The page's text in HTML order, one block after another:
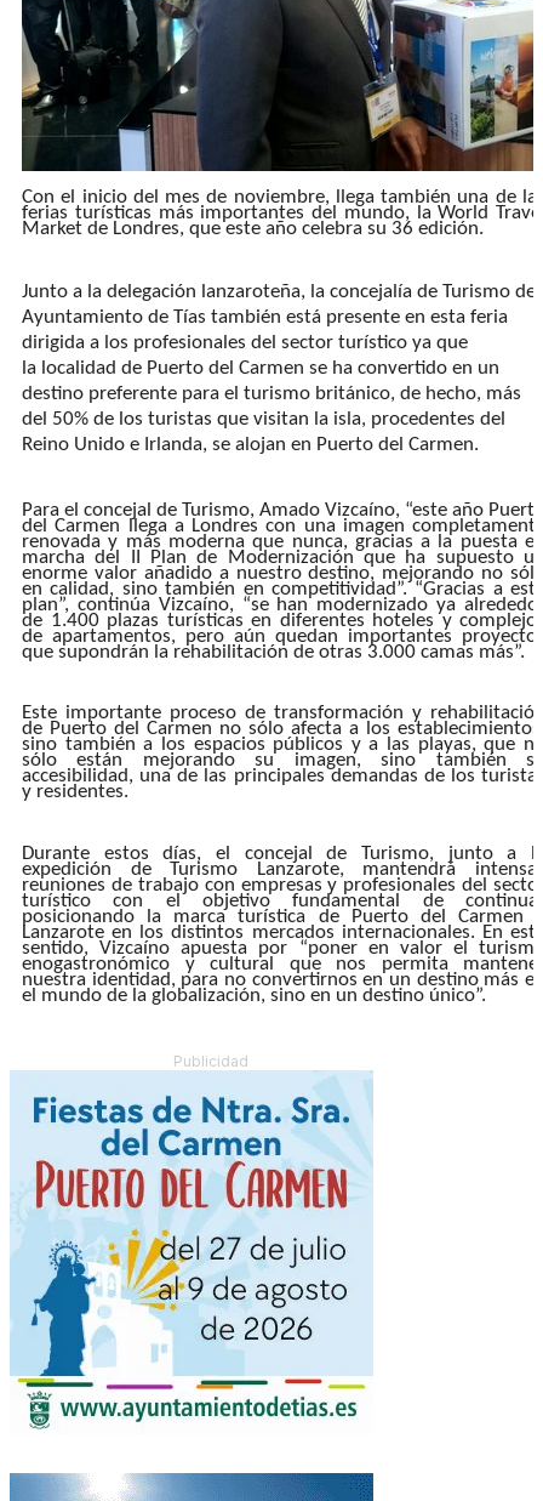
Conel inicio del mes de noviembre, llega también una de
ferias turísticas más importantes del mundo, la World
Market de Londres, que este año celebra su 36 edición.
Junto a la delegación lanzaroteña, l a concejalía de Turismo del
Ayuntamiento de Tías también está presente en esta feria
dirigida a los profesionales del sector turístico ya que
la localidad de Puerto del Carmen se ha convertido en un
destino preferente para el turismo británico, de hecho, más
del 50% de los turistas que visitan la isla, procedentes del
Reino Unido e Irlanda, se alojan en Puerto del Carmen.
Para el concejal de Turismo, Amado Vizcaíno, “este año
del Carmen llega a Londres con una imagen
renovada y más moderna que nunca, gracias a la puesta
marcha del II Plan de Modernización que ha supuesto
enorme valor añadido a nuestro destino, mejorando no
en calidad, sino también en competitividad”.“Gracias a
plan”, continúa Vizcaíno, “se han modernizado ya
de 1.400 plazas turísticas en diferentes hoteles y
de apartamentos, pero aún quedan importantes
que supondrán la rehabilitación de otras 3.000 camas más”.
Este importante proceso de transformación y
de Puerto del Carmen no sólo afecta a los
sino también a los espacios públicos y a las playas, que
sólo están mejorando su imagen, sino también
accesibilidad, una de las principales demandas de los
y residentes.
Durante estos días, el concejal de Turismo, junto a
expedición de Turismo Lanzarote, mantendrá
reuniones de trabajo con empresas y profesionales del
turístico con el objetivo fundamental de
posicionando la marca turística de Puerto del Carmen
Lanzarote en los distintos mercados internacionales. En
sentido, Vizcaíno apuesta por “poner en valor el
enogastronómico y cultural que nos permita
nuestra identidad, para no convertirnos en un destino más
el mundo de la globalización, sino en un destino único”.
Publicidad